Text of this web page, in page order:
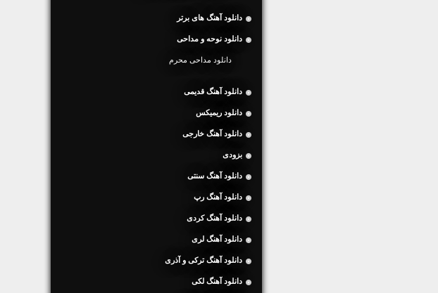
دانلود آهنگ های برتر
دانلود نوحه و مداحی
دانلود مداحی محرم
دانلود آهنگ قدیمی
دانلود ریمیکس
دانلود آهنگ خارجی
بزودی
دانلود آهنگ سنتی
دانلود آهنگ رپ
دانلود آهنگ کردی
دانلود آهنگ لری
دانلود آهنگ ترکی و آذری
دانلود آهنگ لکی